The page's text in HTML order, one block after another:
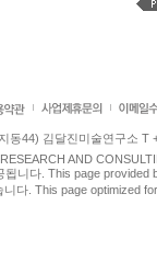
동44) 김달진미술연구소 T
AND
됩니다. This page provided
니다. This page optimized